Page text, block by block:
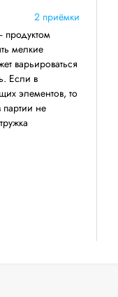
2 приёмки
продуктом
мелкие
варьироваться
Если в
элементов, то
партии не